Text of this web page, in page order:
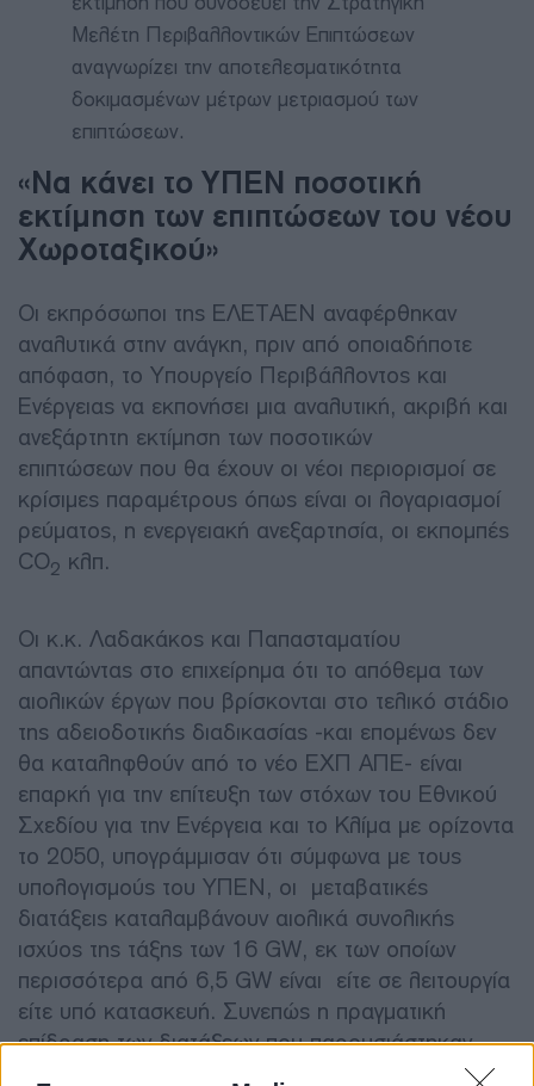
Μελέτη Περιβαλλοντικών Επιπτώσεων
αναγνωρίζει την αποτελεσματικότητα
δοκιμασμένων μέτρων μετριασμού των
επιπτώσεων.
«Να κάνει το ΥΠΕΝ ποσοτική
εκτίμηση των επιπτώσεων του νέου
Χωροταξικού»
Οι εκπρόσωποι της ΕΛΕΤΑΕΝ αναφέρθηκαν
αναλυτικά στην ανάγκη, πριν από οποιαδήποτε
απόφαση, το Υπουργείο Περιβάλλοντος και
Ενέργειας να εκπονήσει μια αναλυτική, ακριβή και
ανεξάρτητη εκτίμηση των ποσοτικών
επιπτώσεων που θα έχουν οι νέοι περιορισμοί σε
κρίσιμες παραμέτρους όπως είναι οι λογαριασμοί
ρεύματος, η ενεργειακή ανεξαρτησία, οι εκπομπές
CO2 κλπ.
Οι κ.κ. Λαδακάκος και Παπασταματίου
απαντώντας στο επιχείρημα ότι το απόθεμα των
αιολικών έργων που βρίσκονται στο τελικό στάδιο
της αδειοδοτικής διαδικασίας -και επομένως δεν
θα καταληφθούν από το νέο ΕΧΠ ΑΠΕ- είναι
επαρκή για την επίτευξη των στόχων του Εθνικού
Σχεδίου για την Ενέργεια και το Κλίμα με ορίζοντα
το 2050, υπογράμμισαν ότι σύμφωνα με τους
υπολογισμούς του ΥΠΕΝ, οι μεταβατικές
διατάξεις καταλαμβάνουν αιολικά συνολικής
ισχύος της τάξης των 16 GW, εκ των οποίων
περισσότερα από 6,5 GW είναι είτε σε λειτουργία
είτε υπό κατασκευή. Συνεπώς η πραγματική
επίδραση των διατάξεων που παρουσιάστηκαν